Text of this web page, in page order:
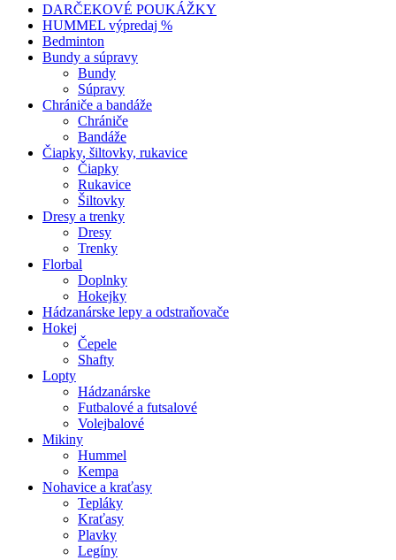
DARČEKOVÉ POUKÁŽKY
HUMMEL výpredaj %
Bedminton
Bundy a súpravy
Bundy
Súpravy
Chrániče a bandáže
Chrániče
Bandáže
Čiapky, šiltovky, rukavice
Čiapky
Rukavice
Šiltovky
Dresy a trenky
Dresy
Trenky
Florbal
Doplnky
Hokejky
Hádzanárske lepy a odstraňovače
Hokej
Čepele
Shafty
Lopty
Hádzanárske
Futbalové a futsalové
Volejbalové
Mikiny
Hummel
Kempa
Nohavice a kraťasy
Tepláky
Kraťasy
Plavky
Legíny